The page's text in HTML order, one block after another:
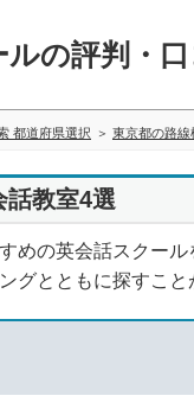
の評判・口
都道府県選択 東京都の路線
話教室4選
めの英会話スクー
グとともに探すこと